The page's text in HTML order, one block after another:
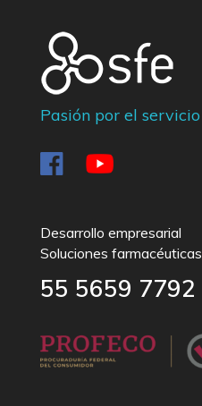
Pasión por el servicio
Desarrollo empresarial
Soluciones farmacéuticas
55 5659 7792